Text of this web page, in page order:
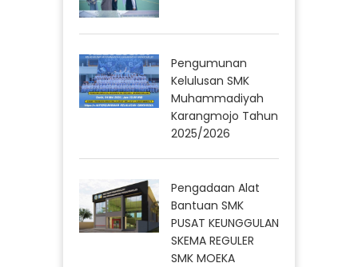
Pengumunan
Kelulusan SMK
Muhammadiyah
Karangmojo Tahun
2025/2026
Pengadaan Alat
Bantuan SMK
PUSAT KEUNGGULAN
SKEMA REGULER
SMK MOEKA